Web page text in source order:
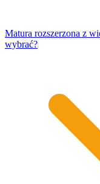
Matura rozszerzona z
wybrać?